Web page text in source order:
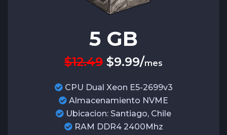
5 GB
$12.49 $9.99/mes
CPU Dual Xeon E5-2699v3
Almacenamiento NVME
Ubicacion: Santiago, Chile
RAM DDR4 2400Mhz